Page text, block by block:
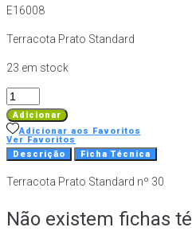
E16008
Terracota Prato Standard
23 em stock
Quantidade
de
Terracota
Prato
nº
Adicionar
Adicionar aos Favoritos
Ver Favoritos
Descrição
Ficha Técnica
Terracota Prato Standard nº 30
Não existem fichas